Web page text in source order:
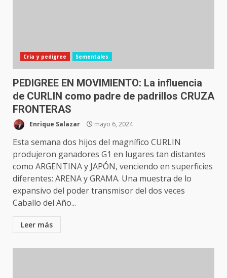
Cría y pedigree Sementales
PEDIGREE EN MOVIMIENTO: La influencia
de CURLIN como padre de padrillos CRUZA
FRONTERAS
Enrique Salazar mayo 6, 2024
Esta semana dos hijos del magnífico CURLIN
produjeron ganadores G1 en lugares tan distantes
como ARGENTINA y JAPÓN, venciendo en superficies
diferentes: ARENA y GRAMA. Una muestra de lo
expansivo del poder transmisor del dos veces
Caballo del Año...
Leer más